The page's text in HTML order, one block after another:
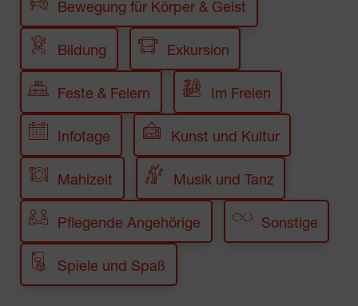
Bewegung für Körper & Geist
Bildung Exkursion
Feste & Feiern Im Freien
Infotage Kunst und Kultur
Mahlzeit Musik und Tanz
Pflegende Angehörige Sonstige
Spiele und Spaß